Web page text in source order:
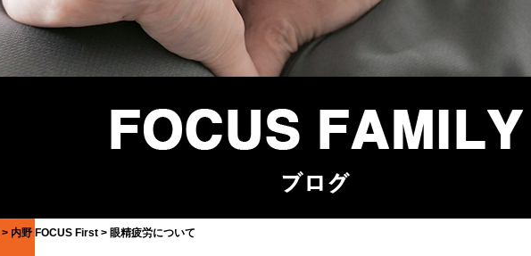
内野 FOCUS First 眼精疲労について